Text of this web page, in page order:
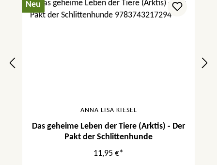
Neu
ANNA LISA KIESEL
Das geheime Leben der Tiere (Arktis) - Der
Pakt der Schlittenhunde
11,95 €*